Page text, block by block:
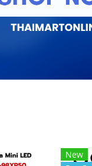
New